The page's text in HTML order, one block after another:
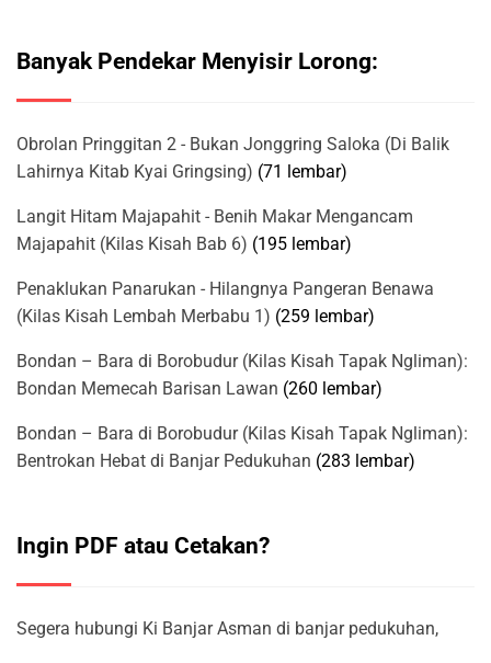
Banyak Pendekar Menyisir Lorong:
Obrolan Pringgitan 2 - Bukan Jonggring Saloka (Di Balik
Lahirnya Kitab Kyai Gringsing) (71 lembar)
Langit Hitam Majapahit - Benih Makar Mengancam
Majapahit (Kilas Kisah Bab 6) (195 lembar)
Penaklukan Panarukan - Hilangnya Pangeran Benawa
(Kilas Kisah Lembah Merbabu 1) (259 lembar)
Bondan – Bara di Borobudur (Kilas Kisah Tapak Ngliman):
Bondan Memecah Barisan Lawan (260 lembar)
Bondan – Bara di Borobudur (Kilas Kisah Tapak Ngliman):
Bentrokan Hebat di Banjar Pedukuhan (283 lembar)
Ingin PDF atau Cetakan?
Segera hubungi Ki Banjar Asman di banjar pedukuhan,